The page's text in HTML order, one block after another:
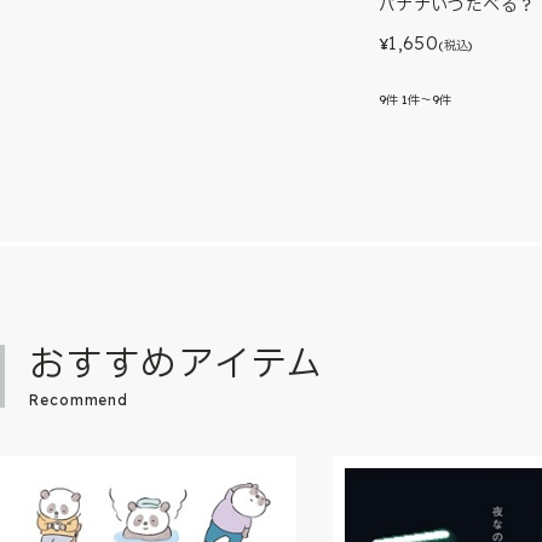
バナナいつたべる？
¥1,650(税込)
9件 1件～9件
おすすめアイテム
Recommend